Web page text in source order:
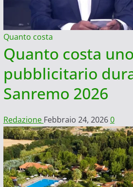
Quanto costa
Quanto costa
pubblicitario
Sanremo 2026
Redazione Febbraio 24, 20260